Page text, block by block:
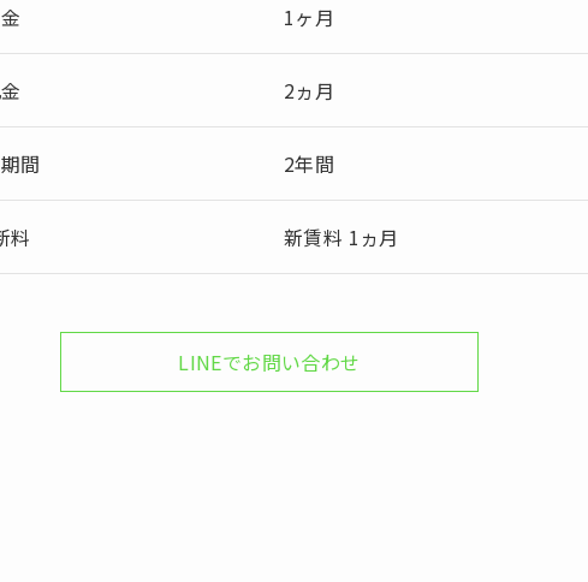
1ヶ月
2ヵ月
間 2年間
料 新賃料 1ヵ月
LINEでお問い合わせ